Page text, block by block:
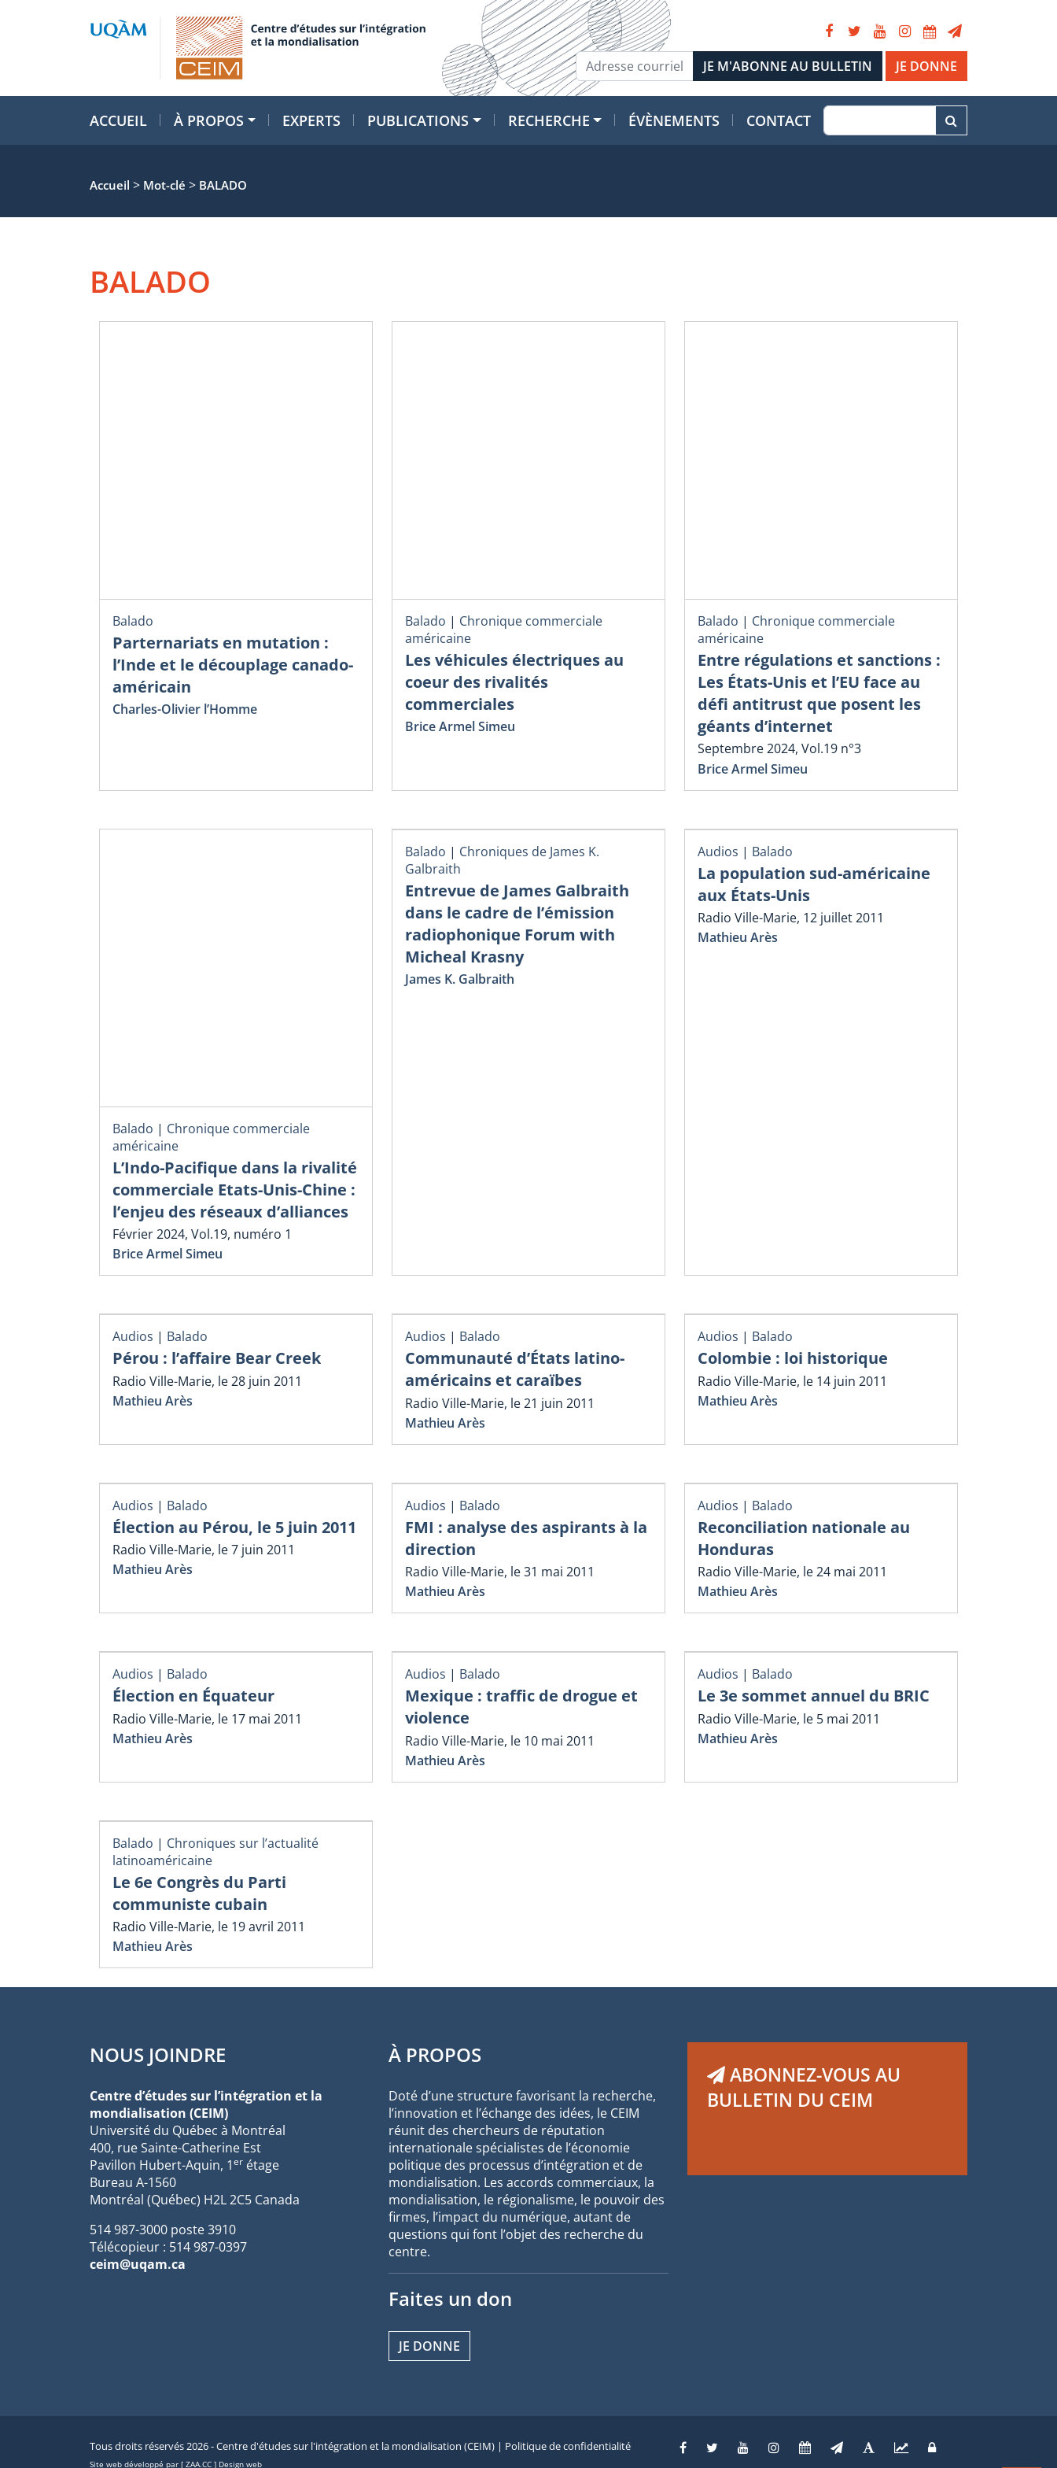
JE DONNE
ACCUEIL À PROPOS EXPERTS PUBLICATIONS RECHERCHE ÉVÈNEMENTS CONTACT
Accueil > Mot-clé > BALADO
BALADO
Balado
Parternariats en mutation :
l’Inde et le découplage canado-
américain
Charles-Olivier l’Homme
Balado | Chronique commerciale
américaine
Les véhicules électriques au
coeur des rivalités
commerciales
Brice Armel Simeu
Balado | Chronique commerciale
américaine
Entre régulations et sanctions :
Les États-Unis et l’EU face au
défi antitrust que posent les
géants d’internet
Septembre 2024, Vol.19 n°3
Brice Armel Simeu
Balado | Chronique commerciale
américaine
L’Indo-Pacifique dans la rivalité
commerciale Etats-Unis-Chine :
l’enjeu des réseaux d’alliances
Février 2024, Vol.19, numéro 1
Brice Armel Simeu
Balado | Chroniques de James K.
Galbraith
Entrevue de James Galbraith
dans le cadre de l’émission
radiophonique Forum with
Micheal Krasny
James K. Galbraith
Audios | Balado
La population sud-américaine
aux États-Unis
Radio Ville-Marie, 12 juillet 2011
Mathieu Arès
Audios | Balado
Pérou : l’affaire Bear Creek
Radio Ville-Marie, le 28 juin 2011
Mathieu Arès
Audios | Balado
Communauté d’États latino-
américains et caraïbes
Radio Ville-Marie, le 21 juin 2011
Mathieu Arès
Audios | Balado
Colombie : loi historique
Radio Ville-Marie, le 14 juin 2011
Mathieu Arès
Audios | Balado
Élection au Pérou, le 5 juin 2011
Radio Ville-Marie, le 7 juin 2011
Mathieu Arès
Audios | Balado
FMI : analyse des aspirants à la
direction
Radio Ville-Marie, le 31 mai 2011
Mathieu Arès
Audios | Balado
Reconciliation nationale au
Honduras
Radio Ville-Marie, le 24 mai 2011
Mathieu Arès
Audios | Balado
Élection en Équateur
Radio Ville-Marie, le 17 mai 2011
Mathieu Arès
Audios | Balado
Mexique : traffic de drogue et
violence
Radio Ville-Marie, le 10 mai 2011
Mathieu Arès
Audios | Balado
Le 3e sommet annuel du BRIC
Radio Ville-Marie, le 5 mai 2011
Mathieu Arès
Balado | Chroniques sur l’actualité
latinoaméricaine
Le 6e Congrès du Parti
communiste cubain
Radio Ville-Marie, le 19 avril 2011
Mathieu Arès
NOUS JOINDRE
Centre d’études sur l’intégration et la
mondialisation (CEIM)
Université du Québec à Montréal
400, rue Sainte-Catherine Est
Pavillon Hubert-Aquin, 1er étage
Bureau A-1560
Montréal (Québec) H2L 2C5 Canada
514 987-3000 poste 3910
Télécopieur : 514 987-0397
ceim@uqam.ca
À PROPOS
Doté d’une structure favorisant la recherche,
l’innovation et l’échange des idées, le CEIM
réunit des chercheurs de réputation
internationale spécialistes de l’économie
politique des processus d’intégration et de
mondialisation. Les accords commerciaux, la
mondialisation, le régionalisme, le pouvoir des
firmes, l’impact du numérique, autant de
questions qui font l’objet des recherche du
centre.
Faites un don
JE DONNE
ABONNEZ-VOUS AU
BULLETIN DU CEIM
Tous droits réservés 2026 - Centre d'études sur l'intégration et la mondialisation (CEIM) | Politique de confidentialité
Site web développé par [ ZAA.CC ] Design web